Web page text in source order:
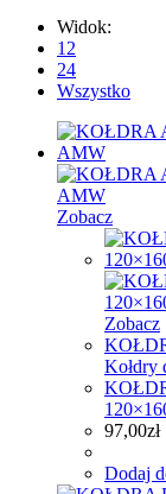
Widok:
12
24
Wszystko
Zobacz
Zobacz
Kołdry
97,00zł
Dodaj